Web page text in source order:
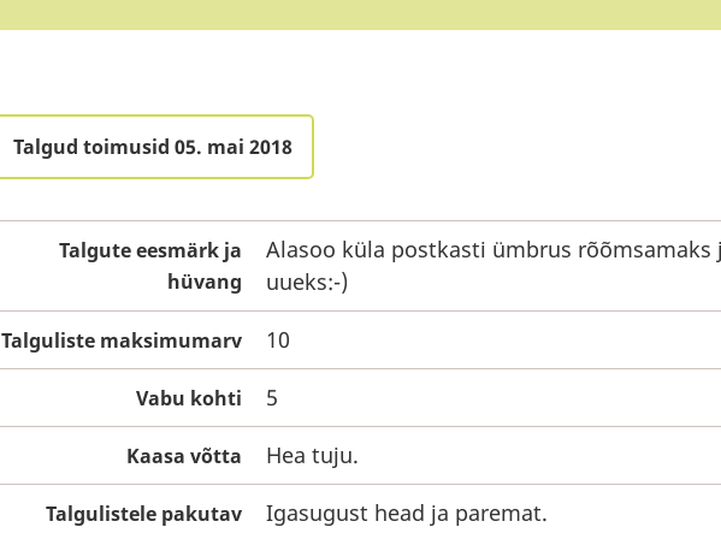
Talgud toimusid 05. mai 2018
Talgute eesmärk ja
hüvang
Alasoo küla postkasti ümbrus rõõmsamaks
uueks:-)
Talguliste maksimumarv 10
Vabu kohti 5
Kaasa võtta Hea tuju.
Talgulistele pakutav Igasugust head ja paremat.